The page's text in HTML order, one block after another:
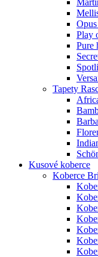
Play
Pure
Tapety
Kusové koberce
Koberce